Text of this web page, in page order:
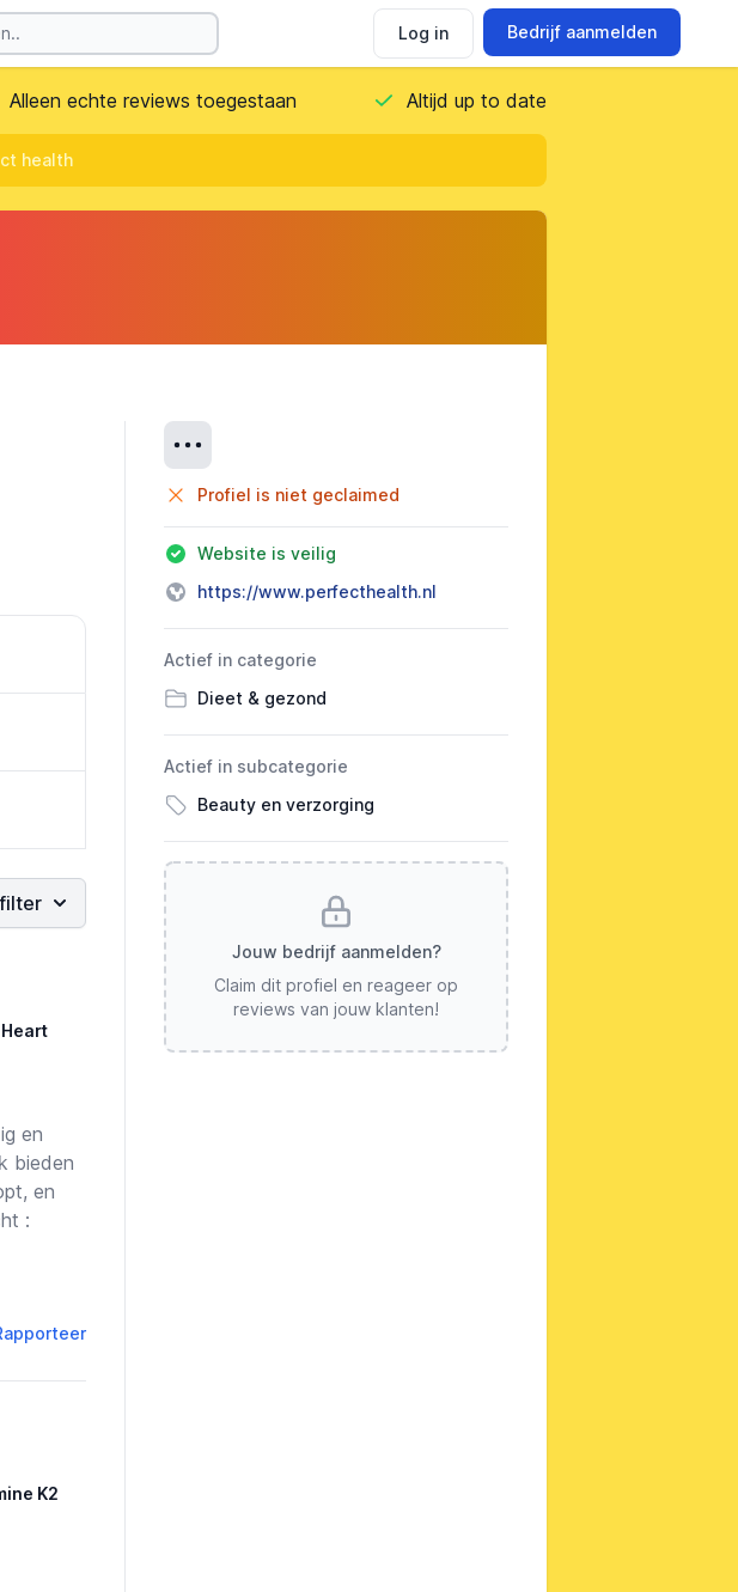
Log in Bedrijf aanmelden
Alleen echte reviews toegestaan Altijd up to date
health
en
bieden
en
:
K2
Profiel is niet geclaimed
Website is veilig
https://www.perfecthealth.nl
Actief in categorie
Dieet & gezond
Actief in subcategorie
Beauty en verzorging
Jouw bedrijf aanmelden?
Claim dit profiel en reageer op
reviews van jouw klanten!